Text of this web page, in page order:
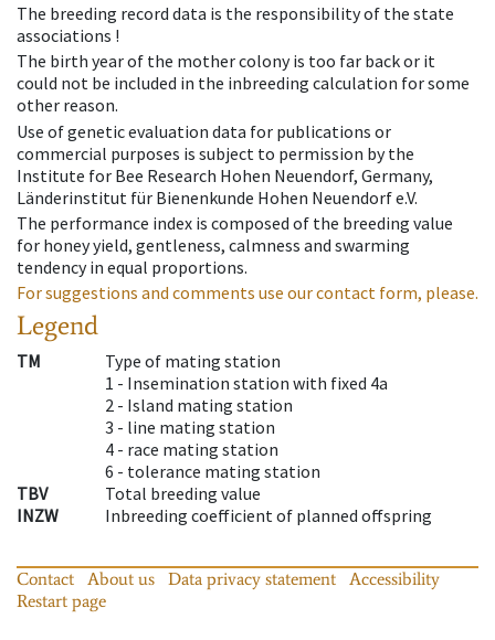
The breeding record data is the responsibility of the state
associations !
The birth year of the mother colony is too far back or it
could not be included in the inbreeding calculation for some
other reason.
Use of genetic evaluation data for publications or
commercial purposes is subject to permission by the
Institute for Bee Research Hohen Neuendorf, Germany,
Länderinstitut für Bienenkunde Hohen Neuendorf e.V.
The performance index is composed of the breeding value
for honey yield, gentleness, calmness and swarming
tendency in equal proportions.
For suggestions and comments use our contact form, please.
Legend
TM
Type of mating station
1 - Insemination station with fixed 4a
2 - Island mating station
3 - line mating station
4 - race mating station
6 - tolerance mating station
TBV
Total breeding value
INZW
Inbreeding coefficient of planned offspring
Contact About us Data privacy statement
Accessibility
Restart page